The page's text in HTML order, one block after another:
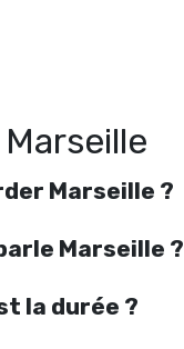
Marseille ?
Marseille ?
la durée ?